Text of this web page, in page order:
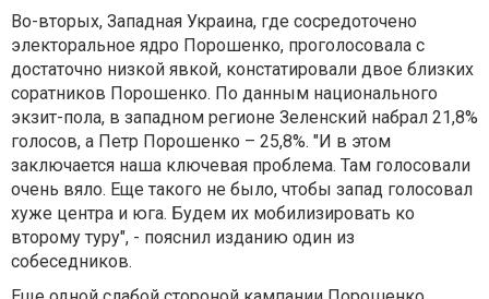
Во-вторых, Западная Украина, где сосредоточено
электоральное ядро Порошенко, проголосовала с
достаточно низкой явкой, констатировали двое близких
соратников Порошенко. По данным национального
экзит-пола, в западном регионе Зеленский набрал 21,8%
голосов, а Петр Порошенко – 25,8%. "И в этом
заключается наша ключевая проблема. Там голосовали
очень вяло. Еще такого не было, чтобы запад голосовал
хуже центра и юга. Будем их мобилизировать ко
второму туру", - пояснил изданию один из
собеседников.